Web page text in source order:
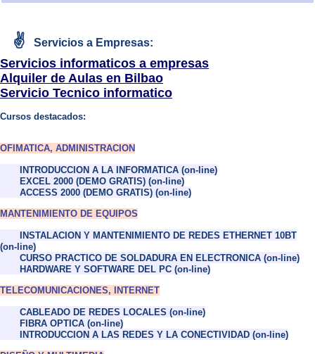
✌ Servicios a Empresas:
Servicios informaticos a empresas
Alquiler de Aulas en Bilbao
Servicio Tecnico informatico
Cursos destacados:
OFIMATICA, ADMINISTRACION
INTRODUCCION A LA INFORMATICA (on-line)
EXCEL 2000 (DEMO GRATIS) (on-line)
ACCESS 2000 (DEMO GRATIS) (on-line)
MANTENIMIENTO DE EQUIPOS
INSTALACION Y MANTENIMIENTO DE REDES ETHERNET 10BT
(on-line)
CURSO PRACTICO DE SOLDADURA EN ELECTRONICA (on-line)
HARDWARE Y SOFTWARE DEL PC (on-line)
TELECOMUNICACIONES, INTERNET
CABLEADO DE REDES LOCALES (on-line)
FIBRA OPTICA (on-line)
INTRODUCCION A LAS REDES Y LA CONECTIVIDAD (on-line)